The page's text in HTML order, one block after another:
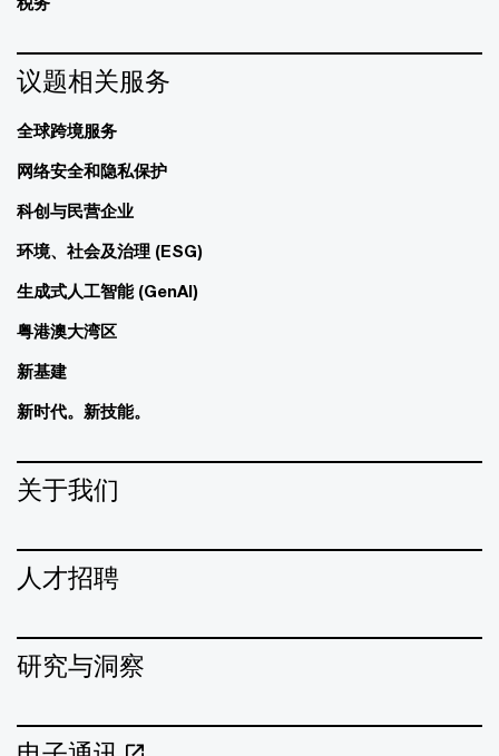
议题相关服务
全球跨境服务
网络安全和隐私保护
科创与民营企业
环境、社会及治理 (ESG)
生成式人工智能 (GenAI)
粤港澳大湾区
新基建
新时代。新技能。
关于我们
人才招聘
研究与洞察